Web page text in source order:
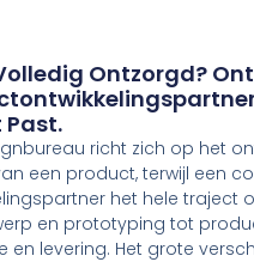
Ontzorgd?
Past.
richt zich op het
een product, terwijl een
het hele traject
en prototyping tot
en levering. Het grote